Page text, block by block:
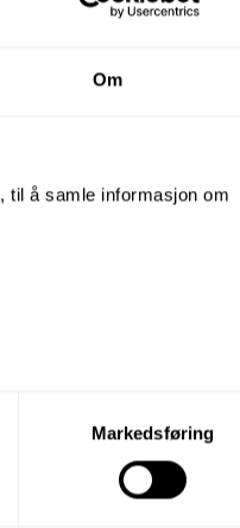
Om
til å samle informasjon om
du vil samtykke til ved å
Markedsføring